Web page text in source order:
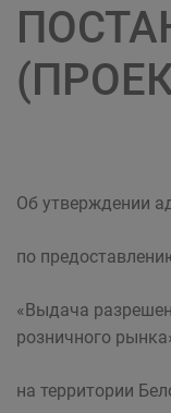
Об утверждении
по
«Выдача
розничного
на территории